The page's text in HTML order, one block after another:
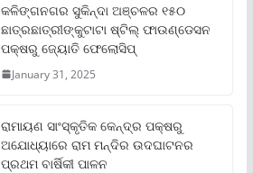
କଳିଙ୍ଗନଗର ସୁକିନ୍ଦା ଅଞ୍ଚଳର ୧୫୦
ଛାତ୍ରଛାତ୍ରୀଙ୍କୁଟାଟା ଷ୍ଟିଲ୍ ଫାଉଣ୍ଡେସନ
ପକ୍ଷରୁ ଜ୍ୟୋତି ଫେଲୋସିପ୍‌
January 31, 2025
ରାମାୟଣ ସାଂସ୍କୃତିକ କେନ୍ଦ୍ର ପକ୍ଷରୁ
ଅଯୋଧ୍ୟାରେ ରାମ ମନ୍ଦିର ଉଦଘାଟନର
ପ୍ରଥମ ବାର୍ଷିକୀ ପାଳନ